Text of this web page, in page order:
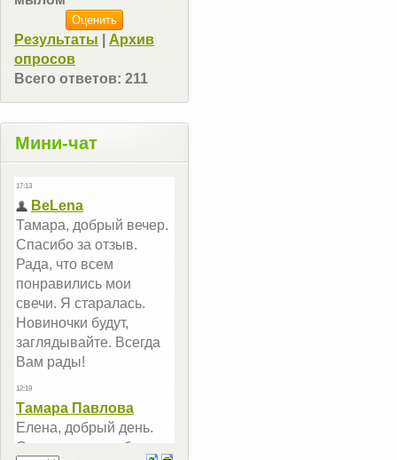
Результаты
Архив
опросов
Всего ответов: 211
Мини-чат